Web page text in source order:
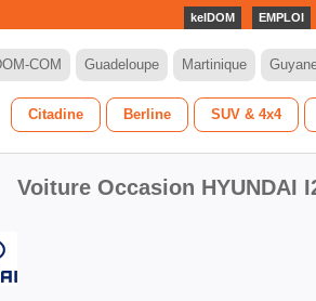
kelDOM EMPLOI
COM Guadeloupe Martinique
Citadine Berline SUV & 4x4
Voiture Occasion HYUNDAI